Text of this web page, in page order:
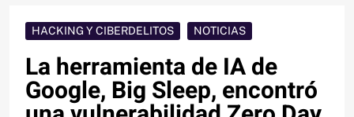
HACKING Y CIBERDELITOS NOTICIAS
La herramienta de IA de
Google, Big Sleep, encontró